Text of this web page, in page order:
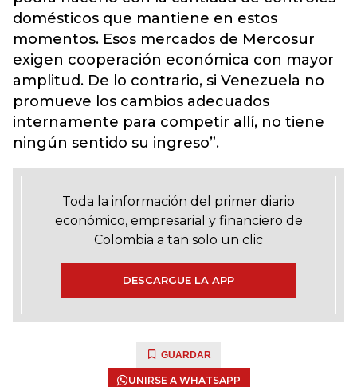
domésticos que mantiene en estos
momentos. Esos mercados de Mercosur
exigen cooperación económica con mayor
amplitud. De lo contrario, si Venezuela no
promueve los cambios adecuados
internamente para competir allí, no tiene
ningún sentido su ingreso”.
Toda la información del primer diario
económico, empresarial y financiero de
Colombia a tan solo un clic
DESCARGUE LA APP
GUARDAR
UNIRSE A WHATSAPP